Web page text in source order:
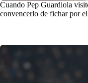
Cuando Pep Guardiola
convencerlo de fichar por